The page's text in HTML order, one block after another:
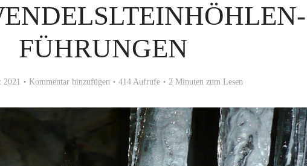
FÜHRUNGEN
2021 Kommentar hinzufügen 414 Aufrufe 2 Minuten zum Lesen